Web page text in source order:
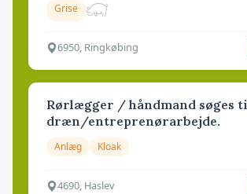
Grise
6950, Ringkøbing
Rørlægger / håndmand søges
dræn/entreprenørarbejde.
Anlæg Kloak
4690, Haslev